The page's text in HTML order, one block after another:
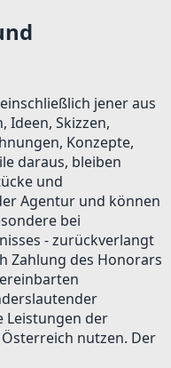
jener aus
Ideen, Skizzen,
Konzepte,
daraus, bleiben
und
Agentur und können
bei
- zurückverlangt
Zahlung des Honorars
Leistungen der
nutzen. Der